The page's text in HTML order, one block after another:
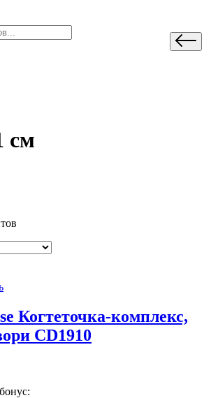
см
Когтеточка-комплекс,
CD1910
бонус: